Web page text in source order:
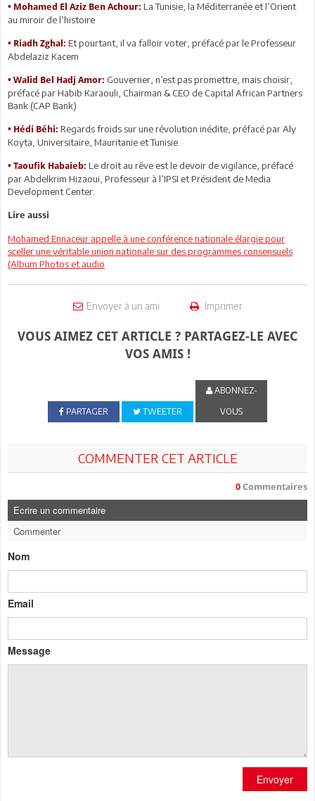
• Mohamed El Aziz Ben Achour: La Tunisie, la Méditerranée et l’Orient
au miroir de l’histoire
• Riadh Zghal: Et pourtant, il va falloir voter, préfacé par le Professeur
Abdelaziz Kacem
• Walid Bel Hadj Amor: Gouverner, n’est pas promettre, mais choisir,
préfacé par Habib Karaouli, Chairman & CEO de Capital African Partners
Bank (CAP Bank)
• Hédi Béhi: Regards froids sur une révolution inédite, préfacé par Aly
Koyta, Universitaire, Mauritanie et Tunisie
• Taoufik Habaieb: Le droit au rêve est le devoir de vigilance, préfacé
par Abdelkrim Hizaoui, Professeur à l’IPSI et Président de Media
Development Center.
Lire aussi
Mohamed Ennaceur appelle à une conférence nationale élargie pour
sceller une véritable union nationale sur des programmes consensuels
(Album Photos et audio
Envoyer à un ami Imprimer
VOUS AIMEZ CET ARTICLE ? PARTAGEZ-LE AVEC
VOS AMIS !
PARTAGER TWEETER
ABONNEZ-
VOUS
COMMENTER CET ARTICLE
0 Commentaires
Ecrire un commentaire
Commenter
Nom
Email
Message
Envoyer